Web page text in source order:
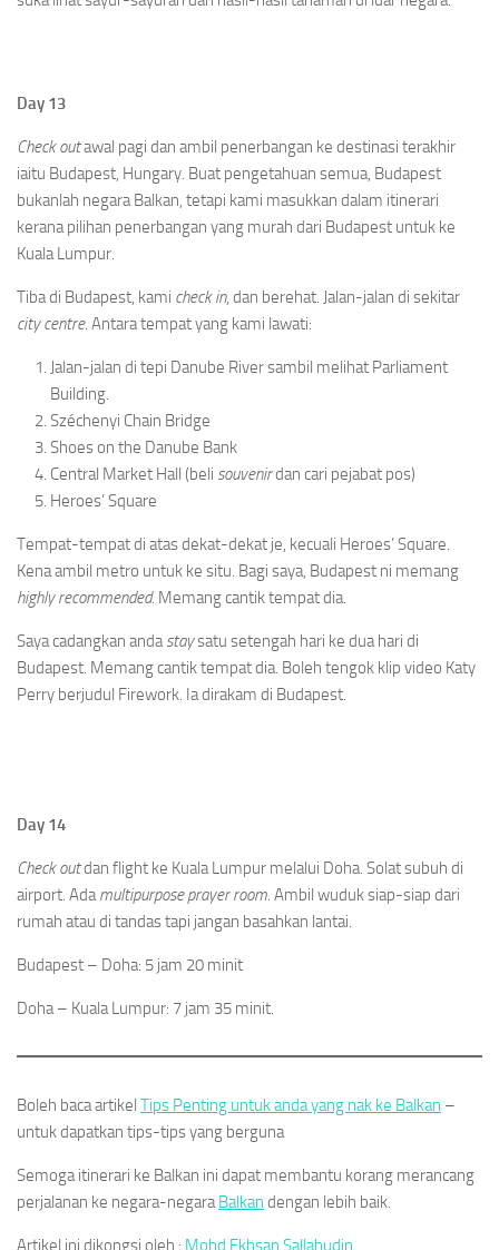
Day 13
Check outawal pagi dan ambil penerbangan ke destinasi terakhir
iaitu Budapest, Hungary. Buat pengetahuan semua, Budapest
bukanlah negara Balkan, tetapi kami masukkan dalam itinerari
kerana pilihan penerbangan yang murah dari Budapest untuk ke
Kuala Lumpur.
Tiba di Budapest, kami check in, dan berehat. Jalan-jalan di sekitar
city centre. Antara tempat yang kami lawati:
Jalan-jalan di tepi Danube River sambil melihat Parliament
Building.
Széchenyi Chain Bridge
Shoes on the Danube Bank
Central Market Hall (beli souvenirdan cari pejabat pos)
Heroes’ Square
Tempat-tempat di atas dekat-dekat je, kecuali Heroes’ Square.
Kena ambil metro untuk ke situ. Bagi saya, Budapest ni memang
highly recommended. Memang cantik tempat dia.
Saya cadangkan andastaysatu setengah hari ke dua hari di
Budapest. Memang cantik tempat dia. Boleh tengok klip video Katy
Perry berjudul Firework. Ia dirakam di Budapest.
Day 14
Check outdan flight ke Kuala Lumpur melalui Doha. Solat subuh di
airport. Adamultipurpose prayer room. Ambil wuduk siap-siap dari
rumah atau di tandas tapi jangan basahkan lantai.
Budapest – Doha: 5 jam 20 minit
Doha – Kuala Lumpur: 7 jam 35 minit.
Boleh baca artikel Tips Penting untuk anda yang nak ke Balkan –
untuk dapatkan tips-tips yang berguna
Semoga itinerari ke Balkan ini dapat membantu korang merancang
perjalanan ke negara-negaraBalkan dengan lebih baik.
Artikel ini dikongsi oleh : Mohd Ekhsan Sallahudin